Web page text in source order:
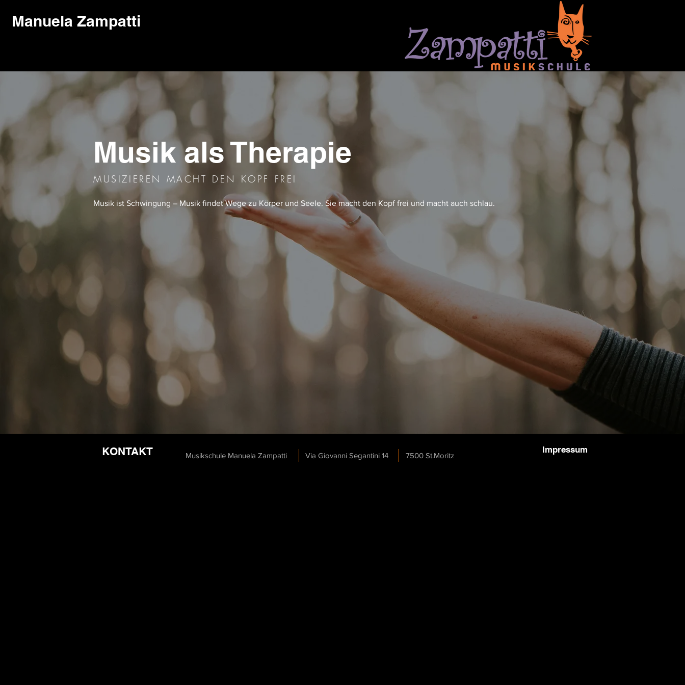
Manuela Zampatti
Musik als Therapie
MUSIZIEREN MACHT DEN KOPF FREI
Musik ist Schwingung – Musik findet Wege zu Körper und Seele. Sie macht den Kopf frei und macht auch schlau.
KONTAKT Musikschule Manuela Zampatti Via Giovanni Segantini 14 7500 St.Moritz
Impressum